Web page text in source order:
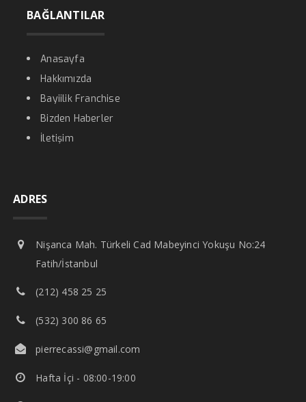
BAĞLANTILAR
Anasayfa
Hakkımızda
Bayiilik Franchise
Bizden Haberler
İletişim
ADRES
Nişanca Mah. Türkeli Cad Mabeyinci Yokuşu No:24
Fatih/İstanbul
(212) 458 25 25
(532) 300 86 65
pierrecassi@gmail.com
Hafta İçi - 08:00-19:00